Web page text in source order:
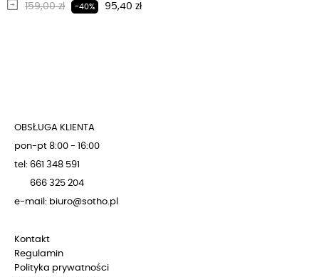
Regularna cena
159,00 zł -40% Cena
95,40 zł
OBSŁUGA KLIENTA
pon-pt 8:00 - 16:00
tel: 661 348 591
666 325 204
e-mail: biuro@sotho.pl
Kontakt
Regulamin
Polityka prywatności